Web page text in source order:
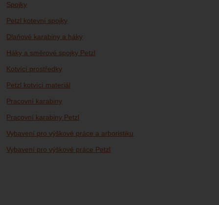
Spojky
Petzl kotevní spojky
Dlaňové karabiny a háky
Háky a směrové spojky Petzl
Kotvící prostředky
Petzl kotvící materiál
Pracovní karabiny
Pracovní karabiny Petzl
Vybavení pro výškové práce a arboristiku
Vybavení pro výškové práce Petzl